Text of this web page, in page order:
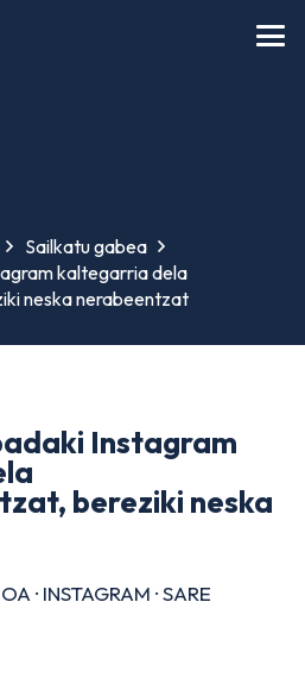
Sailkatu gabea
kaltegarria dela
neska nerabeentzat
Instagram
bereziki neska
· INSTAGRAM ·SARE